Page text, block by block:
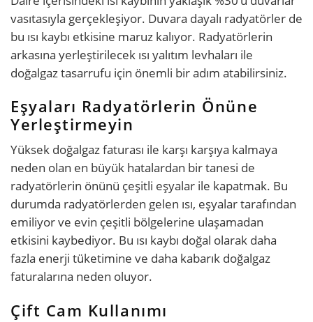
vasıtasıyla gerçekleşiyor. Duvara dayalı radyatörler de
bu ısı kaybı etkisine maruz kalıyor. Radyatörlerin
arkasına yerleştirilecek ısı yalıtım levhaları ile
doğalgaz tasarrufu için önemli bir adım atabilirsiniz.
Eşyaları Radyatörlerin Önüne
Yerleştirmeyin
Yüksek doğalgaz faturası ile karşı karşıya kalmaya
neden olan en büyük hatalardan bir tanesi de
radyatörlerin önünü çeşitli eşyalar ile kapatmak. Bu
durumda radyatörlerden gelen ısı, eşyalar tarafından
emiliyor ve evin çeşitli bölgelerine ulaşamadan
etkisini kaybediyor. Bu ısı kaybı doğal olarak daha
fazla enerji tüketimine ve daha kabarık doğalgaz
faturalarına neden oluyor.
Çift Cam Kullanımı